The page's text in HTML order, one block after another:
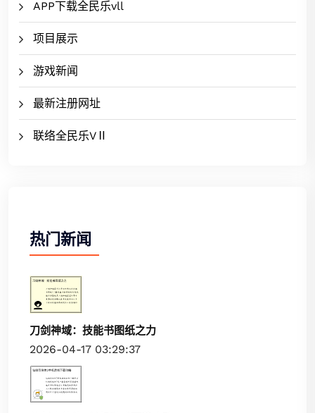
APP下载全民乐vll
项目展示
游戏新闻
最新注册网址
联络全民乐VⅡ
热门新闻
刀剑神域：技能书图纸之力
2026-04-17 03:29:37